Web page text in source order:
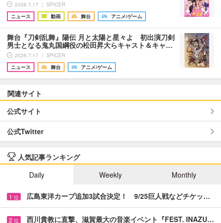
2026.7.17 ｜ SPICER
ニュース
動画 舞台 アニメ/ゲーム
舞台『刀剣乱舞』陽伝 月と太陽と星々よ 初出演刀剣
男士となる鬼丸国綱役の松田昇大らキャスト＆キャ…
2026.7.17 ｜ SPICER
ニュース
舞台 アニメ/ゲーム
関連サイト
公式サイト
公式Twitter
人気記事ランキング
Daily
Weekly Monthly
1 位 広島東洋カープ追加3試合決定！ 9/25巨人戦などチケッ…
2 位 西川貴教に直撃、滋賀最大の音楽イベント『FEST. INAZU…